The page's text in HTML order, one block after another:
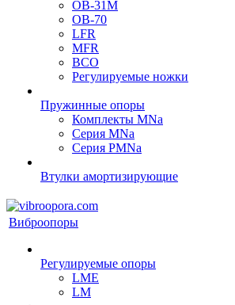
ОВ-31М
OB-70
LFR
MFR
ВСО
Регулируемые ножки
Пружинные опоры
Комплекты MNa
Серия MNa
Серия PMNa
Втулки амортизирующие
Виброопоры
Регулируемые опоры
LME
LM